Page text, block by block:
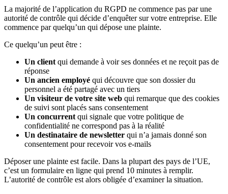
La majorité de l’application du RGPD ne commence pas par une
autorité de contrôle qui décide d’enquêter sur votre entreprise. Elle
commence par quelqu’un qui dépose une plainte.
Ce quelqu’un peut être :
Un client qui demande à voir ses données et ne reçoit pas de
réponse
Un ancien employé qui découvre que son dossier du
personnel a été partagé avec un tiers
Un visiteur de votre site web qui remarque que des cookies
de suivi sont placés sans consentement
Un concurrent qui signale que votre politique de
confidentialité ne correspond pas à la réalité
Un destinataire de newsletter qui n’a jamais donné son
consentement pour recevoir vos e-mails
Déposer une plainte est facile. Dans la plupart des pays de l’UE,
c’est un formulaire en ligne qui prend 10 minutes à remplir.
L’autorité de contrôle est alors obligée d’examiner la situation.